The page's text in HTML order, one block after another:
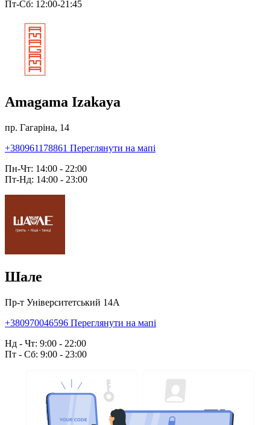
Пт-Сб: 12:00-21:45
Amagama Izakaya
пр. Гагаріна, 14
+380961178861 Переглянути на мапі
Пн-Чт: 14:00 - 22:00
Пт-Нд: 14:00 - 23:00
Шале
Пр-т Університетський 14А
+380970046596 Переглянути на мапі
Нд - Чт: 9:00 - 22:00
Пт - Сб: 9:00 - 23:00